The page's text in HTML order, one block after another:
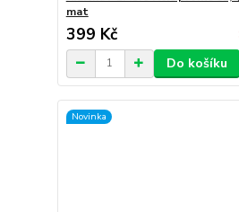
mat
399 Kč
Do košíku
Novinka